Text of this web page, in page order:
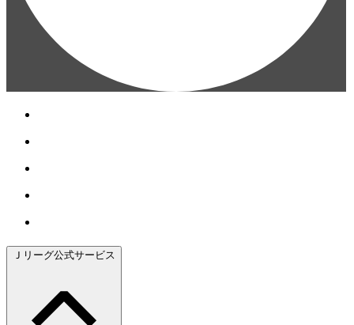
Ｊリーグ公式サービス